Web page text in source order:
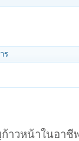
ร
วหน้าในอาชี